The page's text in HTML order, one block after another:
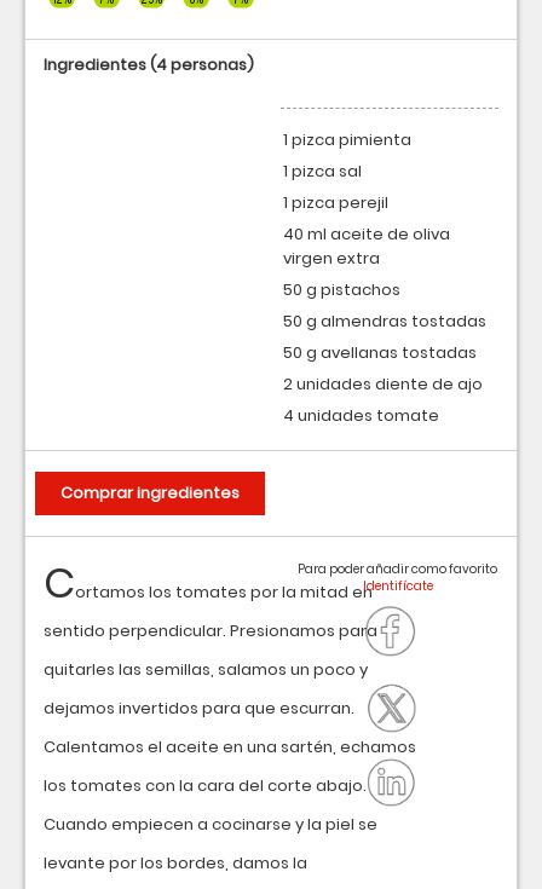
Cortamos los tomates por la mitad en
sentido perpendicular. Presionamos para
quitarles las semillas, salamos un poco y
dejamos invertidos para que escurran.
Calentamos el aceite en una sartén, echamos
los tomates con la cara del corte abajo.
Cuando empiecen a cocinarse y la piel se
levante por los bordes, damos la
Para poder añadir como favorito
Ingredientes(4 personas)
1 pizca pimienta
1 pizca sal
1 pizca perejil
40 ml aceite de oliva
virgen extra
50 g pistachos
50 g almendras tostadas
50 g avellanas tostadas
2 unidades diente de ajo
4 unidades tomate
Comprar ingredientes